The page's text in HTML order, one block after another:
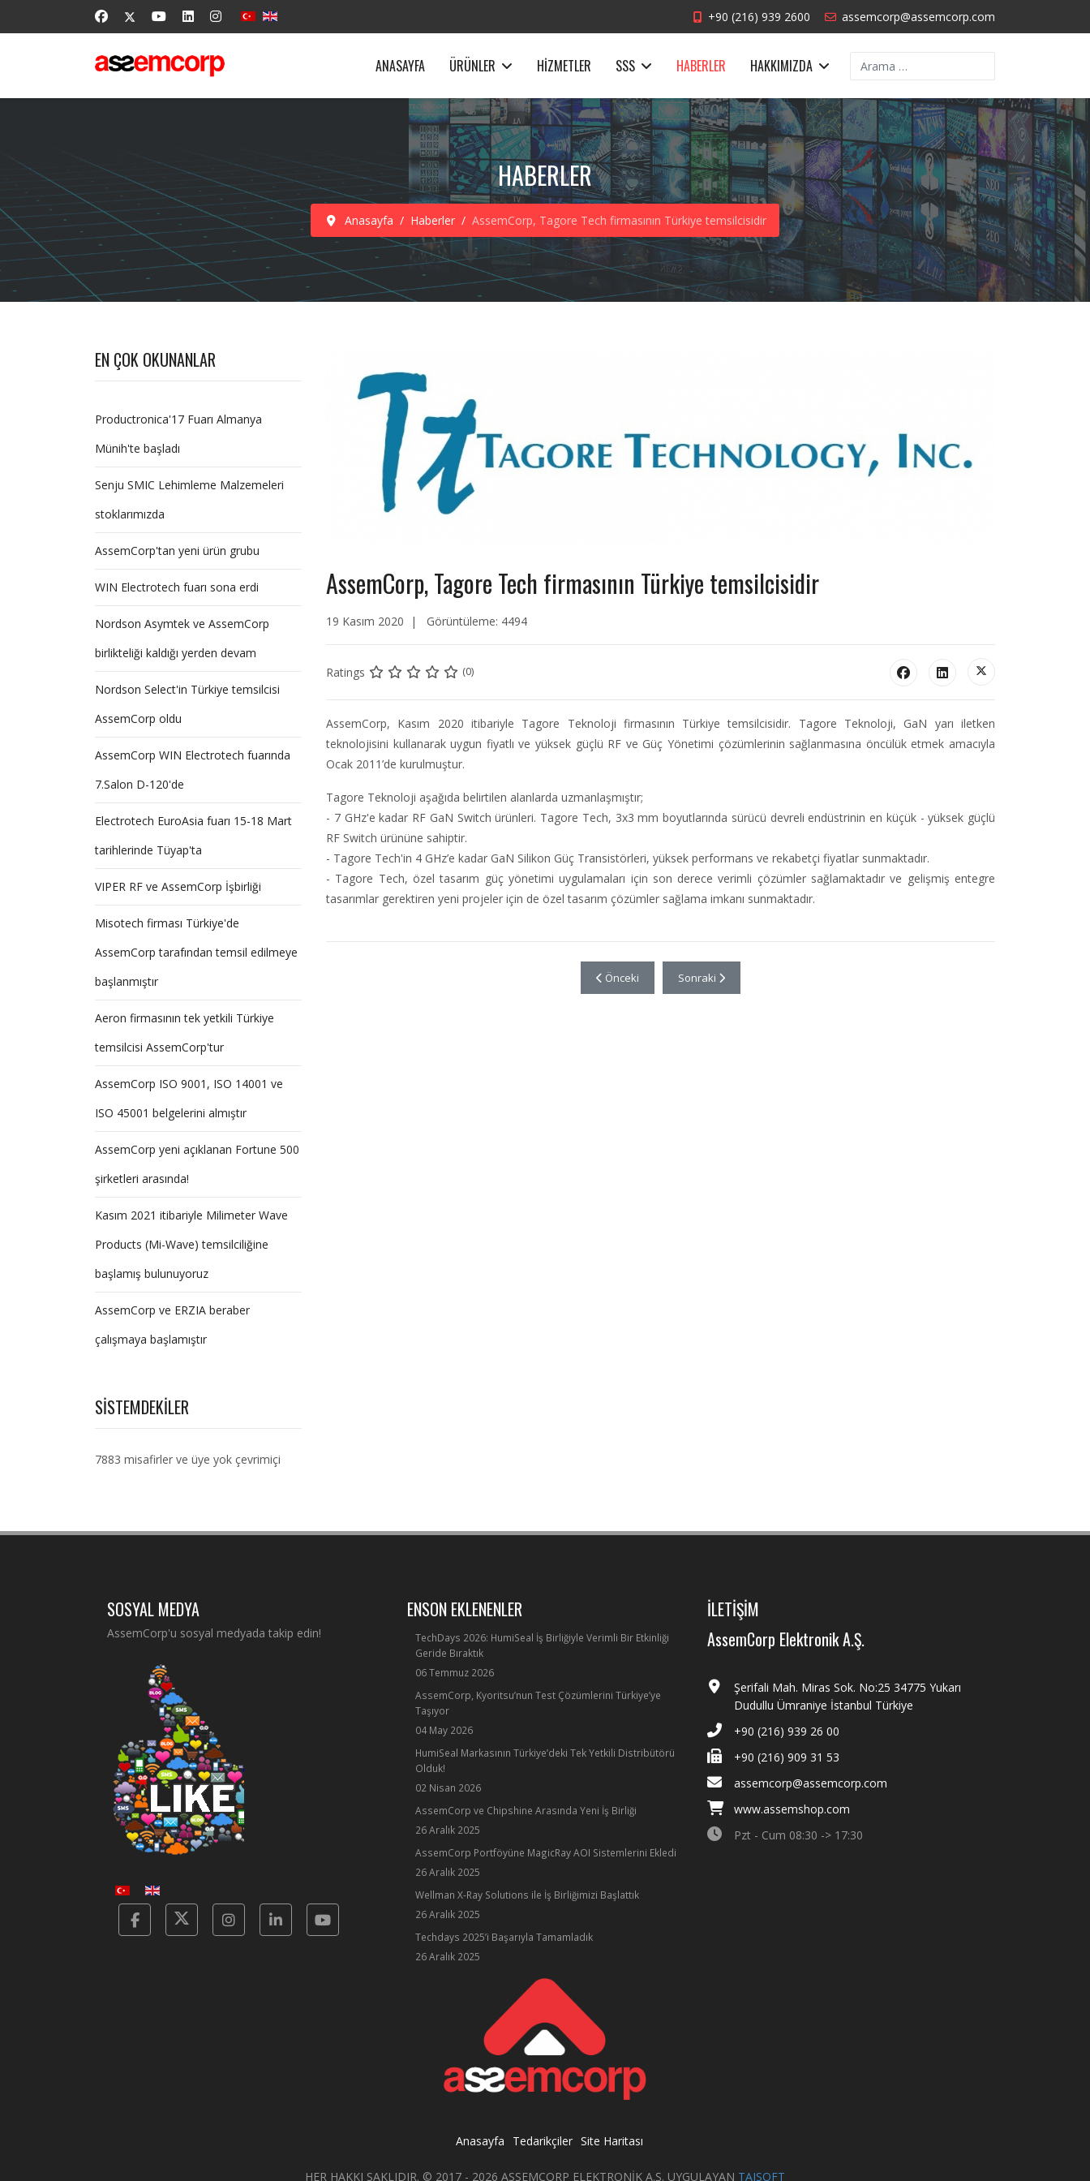
+90 (216) 939 2600 assemcorp@assemcorp.com
ANASAYFA ÜRÜNLER HIZMETLER SSS HABERLER HAKKIMIZDA Arama
HABERLER
Anasayfa Haberler AssemCorp, Tagore Tech firmasının Türkiye temsilcisidir
EN ÇOK OKUNANLAR
Productronica'17 Fuarı Almanya
Münih'te başladı
Senju SMIC Lehimleme Malzemeleri
stoklarımızda
AssemCorp'tan yeni ürün grubu
WIN Electrotech fuarı sona erdi
Nordson Asymtek ve AssemCorp
birlikteliği kaldığı yerden devam
Nordson Select'in Türkiye temsilcisi
AssemCorp oldu
AssemCorp WIN Electrotech fuarında
7.Salon D-120'de
Electrotech EuroAsia fuarı 15-18 Mart
tarihlerinde Tüyap'ta
VIPER RF ve AssemCorp İşbirliği
Misotech firması Türkiye'de
AssemCorp tarafından temsil edilmeye
başlanmıştır
Aeron firmasının tek yetkili Türkiye
temsilcisi AssemCorp'tur
AssemCorp ISO 9001, ISO 14001 ve
ISO 45001 belgelerini almıştır
AssemCorp yeni açıklanan Fortune 500
şirketleri arasında!
Kasım 2021 itibariyle Milimeter Wave
Products (Mi-Wave) temsilciliğine
başlamış bulunuyoruz
AssemCorp ve ERZIA beraber
çalışmaya başlamıştır
SISTEMDEKILER
7883 misafirler ve üye yok çevrimiçi
AssemCorp, Tagore Tech firmasının Türkiye temsilcisidir
19 Kasım 2020 Görüntüleme: 4494
Ratings (0)
AssemCorp, Kasım 2020 itibariyle Tagore Teknoloji firmasının Türkiye temsilcisidir. Tagore Teknoloji, GaN yarı iletken
teknolojisini kullanarak uygun fiyatlı ve yüksek güçlü RF ve Güç Yönetimi çözümlerinin sağlanmasına öncülük etmek amacıyla
Ocak 2011’de kurulmuştur.
Tagore Teknoloji aşağıda belirtilen alanlarda uzmanlaşmıştır;
- 7 GHz'e kadar RF GaN Switch ürünleri. Tagore Tech, 3x3 mm boyutlarında sürücü devreli endüstrinin en küçük - yüksek güçlü
RF Switch ürününe sahiptir.
- Tagore Tech'in 4 GHz’e kadar GaN Silikon Güç Transistörleri, yüksek performans ve rekabetçi fiyatlar sunmaktadır.
- Tagore Tech, özel tasarım güç yönetimi uygulamaları için son derece verimli çözümler sağlamaktadır ve gelişmiş entegre
tasarımlar gerektiren yeni projeler için de özel tasarım çözümler sağlama imkanı sunmaktadır.
Önceki makale: AssemCorp ISO 9001, ISO 14001 ve ISO 45001 belgelerini almıştır
Önceki Sonraki makale: Aeron firmasının tek yetkili Türkiye temsilcisi AssemCorp'tur
Sonraki
SOSYAL MEDYA
AssemCorp'u sosyal medyada takip edin!
FacebookTwitterInstagramLinkedinYotube
ENSON EKLENENLER
TechDays 2026: HumiSeal İş Birliğiyle Verimli Bir Etkinliği
Geride Bıraktık
06 Temmuz 2026
AssemCorp, Kyoritsu’nun Test Çözümlerini Türkiye’ye
Taşıyor
04 May 2026
HumiSeal Markasının Türkiye’deki Tek Yetkili Distribütörü
Olduk!
02 Nisan 2026
AssemCorp ve Chipshine Arasında Yeni İş Birliği
26 Aralık 2025
AssemCorp Portföyüne MagicRay AOI Sistemlerini Ekledi
26 Aralık 2025
Wellman X-Ray Solutions ile İş Birliğimizi Başlattık
26 Aralık 2025
Techdays 2025’i Başarıyla Tamamladık
26 Aralık 2025
İLETİŞİM
AssemCorp Elektronik A.Ş.
Şerifali Mah. Miras Sok. No:25 34775 Yukarı
Dudullu Ümraniye İstanbul Türkiye
+90 (216) 939 26 00
+90 (216) 909 31 53
assemcorp@assemcorp.com
www.assemshop.com
Pzt - Cum 08:30 -> 17:30
Anasayfa Tedarikçiler Site Haritası
HER HAKKI SAKLIDIR. © 2017 - 2026 ASSEMCORP ELEKTRONİK A.Ş. UYGULAYAN TAISOFT